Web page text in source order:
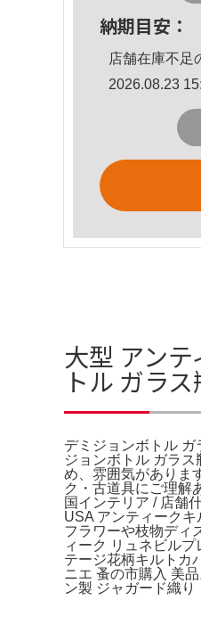
納期目安：
店舗在庫不足
2026.08.23
大型 アン
トル ガラ
デミジョンボトル
ジョンボトル ガラ
め、雰囲気がありま
ク・古道具にご理解
国インテリア / 店舗
USA アンティーク
フラワーや枝物ディ
ィーク リュネビル
テージ花柄キルトカ
ニエ 蚤の市購入 美
ン製 ジャガード織